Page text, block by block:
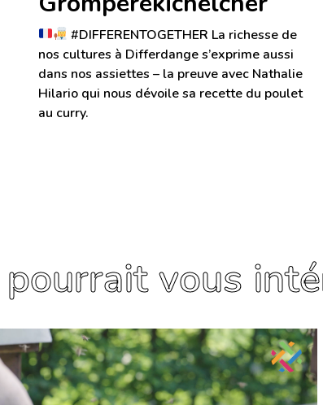
#DIFFERENTOGETHER La richesse de
nos cultures à Differdange s’exprime aussi
dans nos assiettes – la preuve avec Nathalie
Hilario qui nous dévoile sa recette du poulet
au curry.
pourrait vous